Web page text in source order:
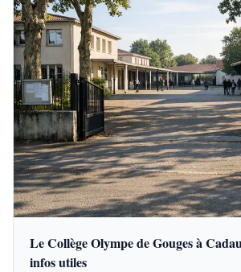
Le Collège Olympe de Gouges à
infos utiles